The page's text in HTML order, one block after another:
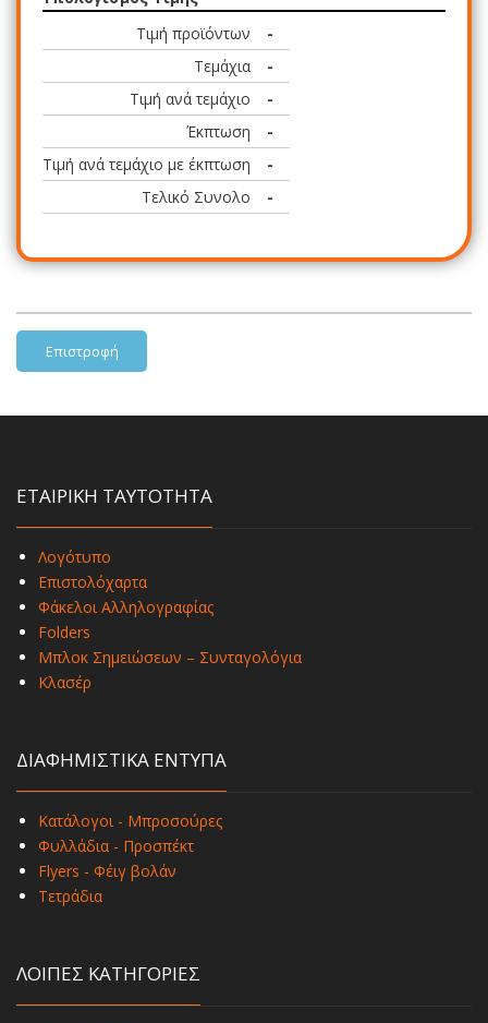
Τιμή προϊόντων
-
Τεμάχια
-
Τιμή ανά τεμάχιο
-
Έκπτωση
-
Τιμή ανά τεμάχιο με έκπτωση
-
Τελικό Συνολο
-
Επιστροφή
ΕΤΑΙΡΙΚΗ ΤΑΥΤΟΤΗΤΑ
Λογότυπο
Επιστολόχαρτα
Φάκελοι Αλληλογραφίας
Folders
Μπλοκ Σημειώσεων – Συνταγολόγια
Κλασέρ
ΔΙΑΦΗΜΙΣΤΙΚΑ ΕΝΤΥΠΑ
Κατάλογοι - Μπροσούρες
Φυλλάδια - Προσπέκτ
Flyers - Φέιγ βολάν
Τετράδια
ΛΟΙΠΕΣ ΚΑΤΗΓΟΡΙΕΣ